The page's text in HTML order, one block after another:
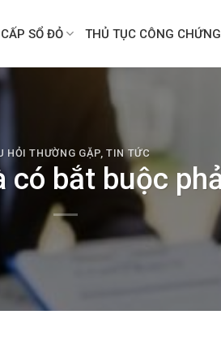
SỔ ĐỎ THỦ TỤC CÔNG CHỨNG
HỎI THƯỜNG GẶP,TIN TỨC
có bắt buộc